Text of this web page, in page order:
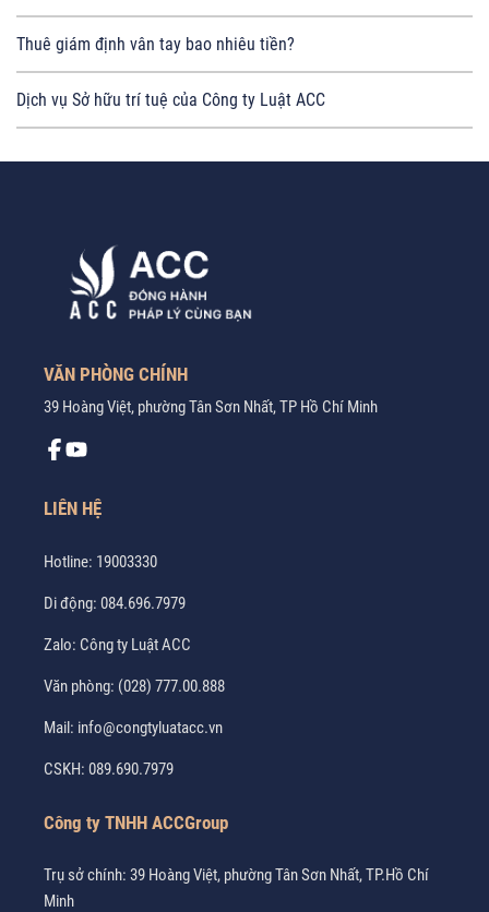
Thuê giám định vân tay bao nhiêu tiền?
Dịch vụ Sở hữu trí tuệ của Công ty Luật ACC
VĂN PHÒNG CHÍNH
39 Hoàng Việt, phường Tân Sơn Nhất, TP Hồ Chí Minh
LIÊN HỆ
Hotline: 19003330
Di động: 084.696.7979
Zalo: Công ty Luật ACC
Văn phòng: (028) 777.00.888
Mail: info@congtyluatacc.vn
CSKH: 089.690.7979
Công ty TNHH ACCGroup
Trụ sở chính: 39 Hoàng Việt, phường Tân Sơn Nhất, TP.Hồ Chí
Minh